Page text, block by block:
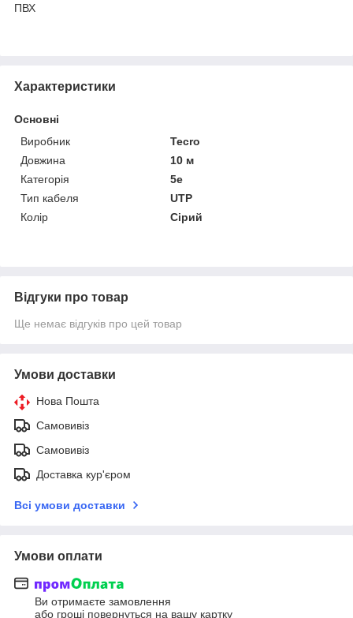
ПВХ
Характеристики
Основні
Виробник
Tecro
Довжина
10 м
Категорія
5e
Тип кабеля
UTP
Колір
Сірий
Відгуки про товар
Ще немає відгуків про цей товар
Умови доставки
Нова Пошта
Самовивіз
Самовивіз
Доставка кур'єром
Всі умови доставки
Умови оплати
Ви отримаєте замовлення
або гроші повернуться на вашу картку